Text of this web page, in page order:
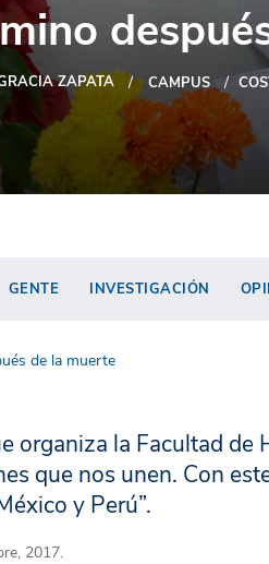
ZAPATA CAMPUS
GENTE INVESTIGACIÓN
de la muerte
organiza la Facultad
que nos unen. Con
y Perú”.
2017.